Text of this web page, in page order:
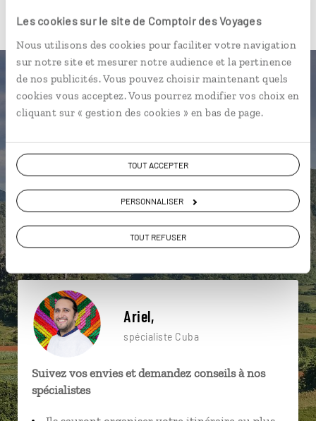
Les cookies sur le site de Comptoir des Voyages
Nous utilisons des cookies pour faciliter votre navigation
sur notre site et mesurer notre audience et la pertinence
de nos publicités. Vous pouvez choisir maintenant quels
cookies vous acceptez. Vous pourrez modifier vos choix en
cliquant sur « gestion des cookies » en bas de page.
TOUT ACCEPTER
PERSONNALISER
TOUT REFUSER
Une envie de voyage
particulière ?
Caraïbes Che Guevara Habana Vieja
Cienfuegos La Havane
Ariel,
spécialiste Cuba
Suivez vos envies et demandez conseils à nos
spécialistes